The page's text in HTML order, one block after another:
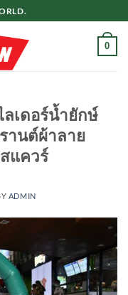
0
เดอร์น้ำยักษ์
านต์ผ้าลาย
แควร์
ADMIN